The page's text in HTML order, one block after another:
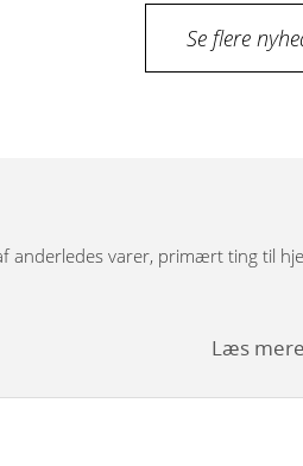
Se flere
anderledes varer, primært ting til
Læs mere